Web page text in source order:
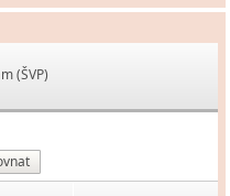
(ŠVP)